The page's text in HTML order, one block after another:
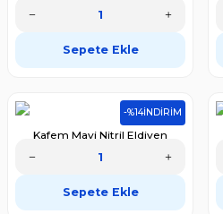
Pudrasız (S) 100 Adet X 20
4.786,76 TL
Sepete Ekle
-%14İNDİRİM
Kafem Mavi Nitril Eldiven
Pudrasız (M) 100 Lü X 5 Paket
1.196,69 TL
Sepete Ekle